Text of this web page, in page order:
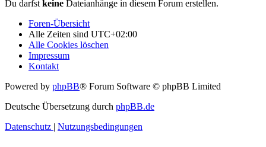
Du darfst keine Dateianhänge in diesem Forum erstellen.
Foren-Übersicht
Alle Zeiten sind UTC+02:00
Alle Cookies löschen
Impressum
Kontakt
Powered by phpBB® Forum Software © phpBB Limited
Deutsche Übersetzung durch phpBB.de
Datenschutz | Nutzungsbedingungen